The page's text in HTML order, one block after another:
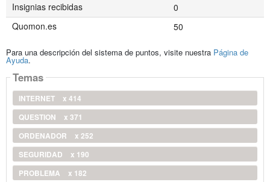
Insignias recibidas
0
Quomon.es
50
Para una descripción del sistema de puntos, visite nuestra Página de
Ayuda.
Temas
INTERNET
x 414
QUESTION
x 371
ORDENADOR
x 252
SEGURIDAD
x 190
PROBLEMA
x 182